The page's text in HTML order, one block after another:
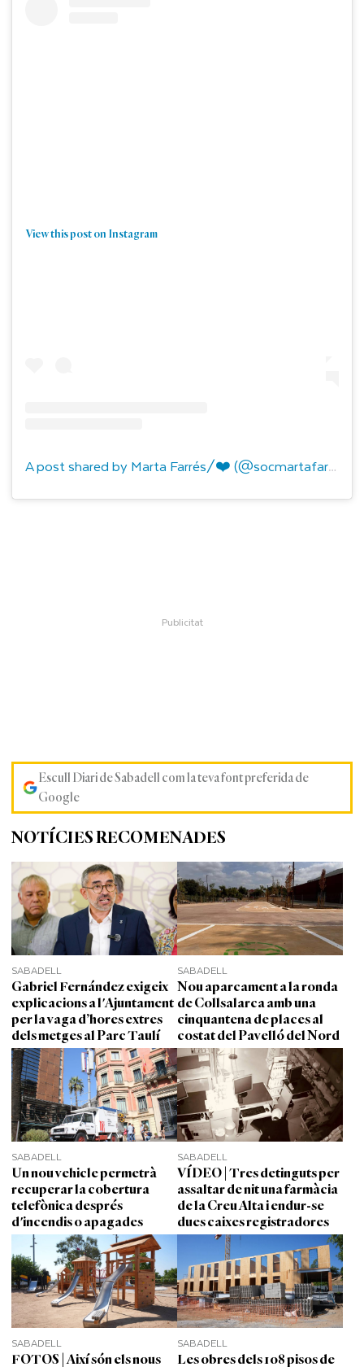
View this post on Instagram
A post shared by Marta Farrés/❤️ (@socmartafarres)
Escull Diari de Sabadell com la teva font preferida de
Google
NOTÍCIES RECOMENADES
SABADELL
Gabriel Fernández exigeix
explicacions a l'Ajuntament
per la vaga d’hores extres
dels metges al Parc Taulí
SABADELL
Nou aparcament a la ronda
de Collsalarca amb una
cinquantena de places al
costat del Pavelló del Nord
SABADELL
Un nou vehicle permetrà
recuperar la cobertura
telefònica després
d'incendis o apagades
SABADELL
VÍDEO | Tres detinguts per
assaltar de nit una farmàcia
de la Creu Alta i endur-se
dues caixes registradores
SABADELL
FOTOS | Així són els nous
SABADELL
Les obres dels 108 pisos de